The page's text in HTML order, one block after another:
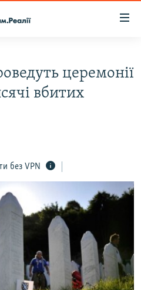
церемонії
вбитих
без VPN